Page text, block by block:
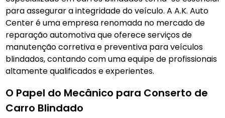
para assegurar a integridade do veículo. A A.K. Auto
Center é uma empresa renomada no mercado de
reparação automotiva que oferece serviços de
manutenção corretiva e preventiva para veículos
blindados, contando com uma equipe de profissionais
altamente qualificados e experientes.
O Papel do Mecânico para Conserto de
Carro Blindado